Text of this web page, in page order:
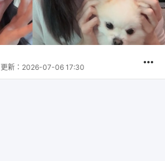
更新： 2026-07-06 17:30